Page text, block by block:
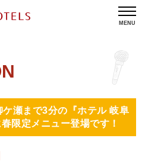
MENU
瀬まで3分の『ホテル 岐阜
限定メニュー登場です！